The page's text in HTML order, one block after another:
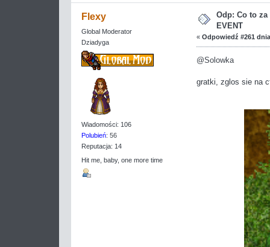
Flexy
Global Moderator
Dziadyga
Wiadomości: 106
Polubień: 56
Reputacja: 14
Hit me, baby, one more time
Odp: Co to za
EVENT
« Odpowiedź #261
@Solowka
gratki, zglos sie na